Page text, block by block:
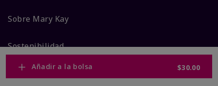
Añadir a la bolsa $30.00
Sobre Mary Kay
Sostenibilidad
Promesa De Producto